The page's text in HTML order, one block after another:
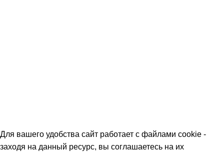
Для вашего удобства сайт работает с файлами cookie -
заходя на данный ресурс, вы соглашаетесь на их